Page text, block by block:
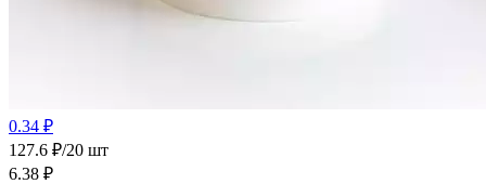
0.34 ₽
127.6 ₽/20 шт
6.38 ₽